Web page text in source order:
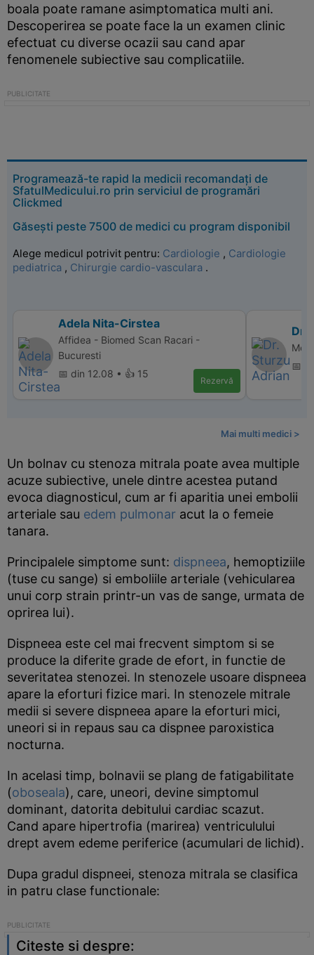
boala poate ramane asimptomatica multi ani.
Descoperirea se poate face la un examen clinic
efectuat cu diverse ocazii sau cand apar
fenomenele subiective sau complicatiile.
Programează-te rapid la medicii recomandați de
SfatulMedicului.ro prin serviciul de programări
Clickmed
Găsești peste 7500 de medici cu program disponibil
Alege medicul potrivit pentru: Cardiologie , Cardiologie
pediatrica , Chirurgie cardio-vasculara .
Adela Nita-Cirstea
Affidea - Biomed Scan Racari -
Bucuresti
📅 din 12.08 • 👍 15
Rezervă
Dr.
📅
Mai multi medici >
Un bolnav cu stenoza mitrala poate avea multiple
acuze subiective, unele dintre acestea putand
evoca diagnosticul, cum ar fi aparitia unei embolii
arteriale sau edem pulmonar acut la o femeie
tanara.
Principalele simptome sunt: dispneea, hemoptiziile
(tuse cu sange) si emboliile arteriale (vehicularea
unui corp strain printr-un vas de sange, urmata de
oprirea lui).
Dispneea este cel mai frecvent simptom si se
produce la diferite grade de efort, in functie de
severitatea stenozei. In stenozele usoare dispneea
apare la eforturi fizice mari. In stenozele mitrale
medii si severe dispneea apare la eforturi mici,
uneori si in repaus sau ca dispnee paroxistica
nocturna.
In acelasi timp, bolnavii se plang de fatigabilitate
(oboseala), care, uneori, devine simptomul
dominant, datorita debitului cardiac scazut.
Cand apare hipertrofia (marirea) ventriculului
drept avem edeme periferice (acumulari de lichid).
Dupa gradul dispneei, stenoza mitrala se clasifica
in patru clase functionale:
Citeste si despre: